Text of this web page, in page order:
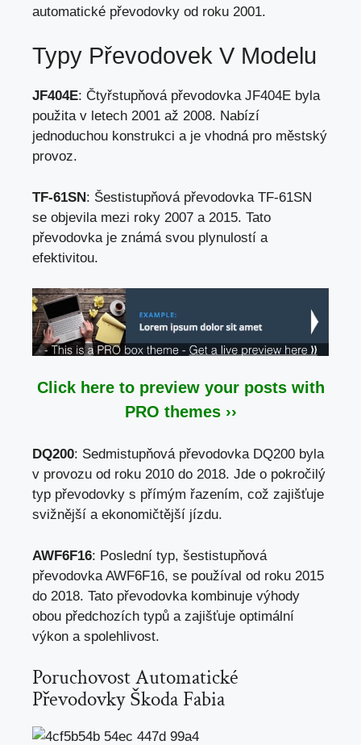
automatické převodovky od roku 2001.
Typy Převodovek V Modelu
JF404E: Čtyřstupňová převodovka JF404E byla
použita v letech 2001 až 2008. Nabízí
jednoduchou konstrukci a je vhodná pro městský
provoz.
TF-61SN: Šestistupňová převodovka TF-61SN
se objevila mezi roky 2007 a 2015. Tato
převodovka je známá svou plynulostí a
efektivitou.
Click here to preview your posts with
PRO themes ››
DQ200: Sedmistupňová převodovka DQ200 byla
v provozu od roku 2010 do 2018. Jde o pokročilý
typ převodovky s přímým řazením, což zajišťuje
svižnější a ekonomičtější jízdu.
AWF6F16: Poslední typ, šestistupňová
převodovka AWF6F16, se používal od roku 2015
do 2018. Tato převodovka kombinuje výhody
obou předchozích typů a zajišťuje optimální
výkon a spolehlivost.
Poruchovost Automatické
Převodovky Škoda Fabia